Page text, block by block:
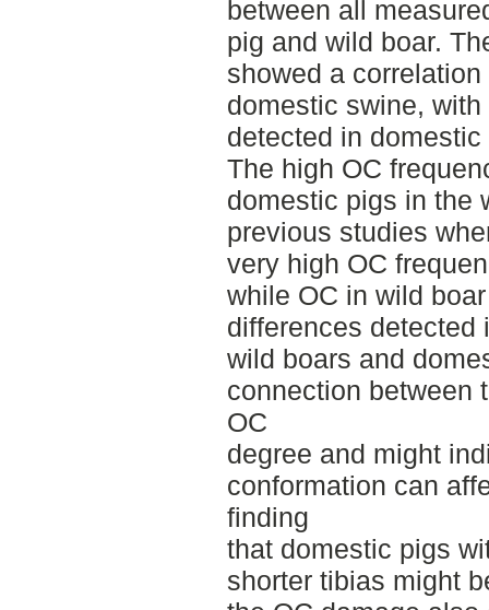
between all
pig and wild boar.
showed a
domestic swine,
detected in
The high OC
domestic pigs in the
previous studies
very high OC
while OC in wild
differences detected
wild boars and
connection between
OC
degree and might
conformation can
finding
that domestic pigs
shorter tibias might